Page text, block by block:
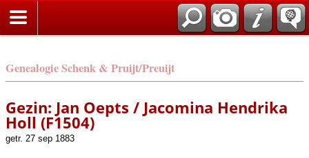
Genealogie Schenk & Pruijt/Preuijt
Gezin: Jan Oepts / Jacomina Hendrika
Holl (F1504)
getr. 27 sep 1883